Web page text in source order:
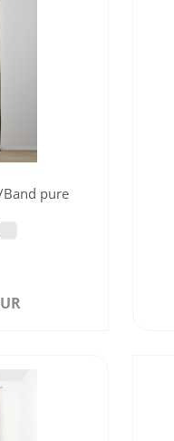
Band pure